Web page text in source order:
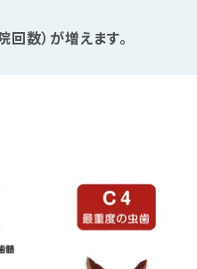
数）が増えます。